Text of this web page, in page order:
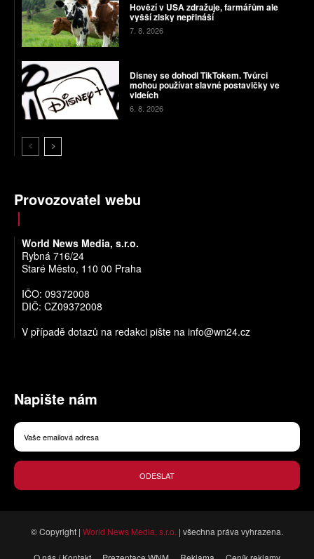
Hovězí v USA zdražuje, farmářům ale
vyšší zisky nepřináší
7. 8. 2026
Disney se dohodl TikTokem. Tvůrci
mohou používat slavné postavičky ve
videích
6. 8. 2026
Provozovatel webu
World News Media, s.r.o.
Rybná 716/24
Staré Město, 110 00 Praha
IČO: 09372008
DIČ: CZ09372008
V případě dotazů na redakci pište na info@wn24.cz
Napište nám
ODESLAT
© Copyright | World News Media, s.r.o. | všechna práva vyhrazena.